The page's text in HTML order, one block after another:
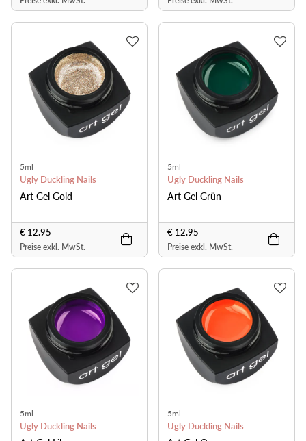
5ml
Ugly Duckling Nails
Art Gel Gold
€ 12.95
Preise exkl. MwSt.
5ml
Ugly Duckling Nails
Art Gel Grün
€ 12.95
Preise exkl. MwSt.
5ml
Ugly Duckling Nails
5ml
Ugly Duckling Nails